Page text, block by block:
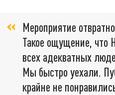
Мероприятие
Такое ощущение, что
всех адекватных
Мы быстро уехали.
крайне не